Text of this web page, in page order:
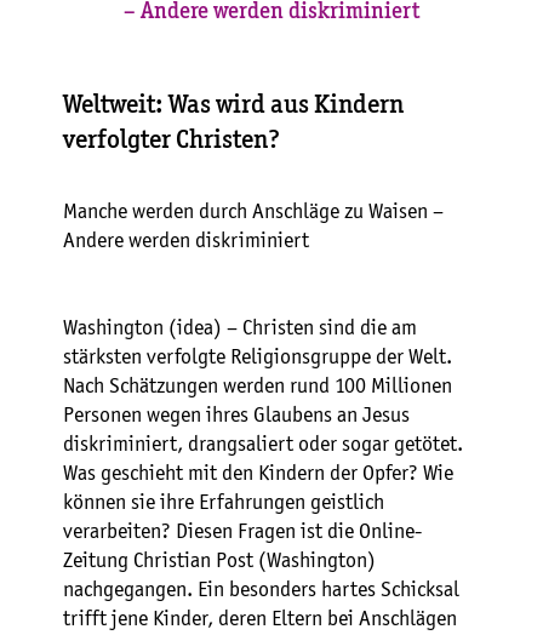
– Andere werden diskriminiert
Weltweit: Was wird aus Kindern
verfolgter Christen?
Manche werden durch Anschläge zu Waisen –
Andere werden diskriminiert
Washington (idea) – Christen sind die am
stärksten verfolgte Religionsgruppe der Welt.
Nach Schätzungen werden rund 100 Millionen
Personen wegen ihres Glaubens an Jesus
diskriminiert, drangsaliert oder sogar getötet.
Was geschieht mit den Kindern der Opfer? Wie
können sie ihre Erfahrungen geistlich
verarbeiten? Diesen Fragen ist die Online-
Zeitung Christian Post (Washington)
nachgegangen. Ein besonders hartes Schicksal
trifft jene Kinder, deren Eltern bei Anschlägen